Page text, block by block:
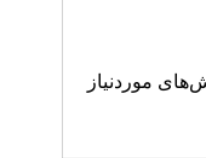
موردنیاز